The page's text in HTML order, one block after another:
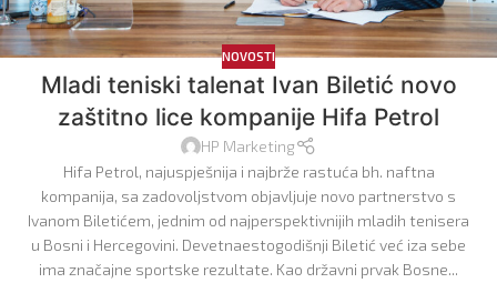
NOVOSTI
Mladi teniski talenat Ivan Biletić novo
zaštitno lice kompanije Hifa Petrol
HP Marketing
Hifa Petrol, najuspješnija i najbrže rastuća bh. naftna
kompanija, sa zadovoljstvom objavljuje novo partnerstvo s
Ivanom Biletićem, jednim od najperspektivnijih mladih tenisera
u Bosni i Hercegovini. Devetnaestogodišnji Biletić već iza sebe
ima značajne sportske rezultate. Kao državni prvak Bosne...